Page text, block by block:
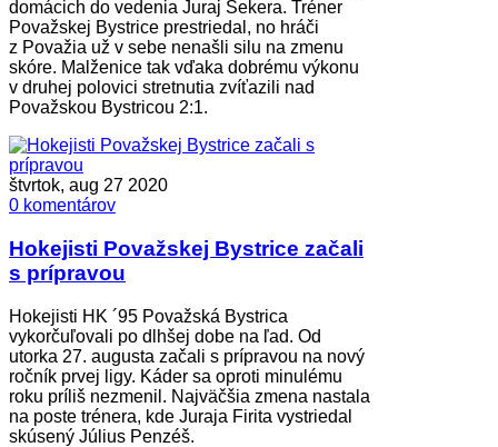
domácich do vedenia Juraj Sekera. Tréner
Považskej Bystrice prestriedal, no hráči
z Považia už v sebe nenašli silu na zmenu
skóre. Malženice tak vďaka dobrému výkonu
v druhej polovici stretnutia zvíťazili nad
Považskou Bystricou 2:1.
štvrtok, aug 27 2020
0 komentárov
Hokejisti Považskej Bystrice začali
s prípravou
Hokejisti HK ´95 Považská Bystrica
vykorčuľovali po dlhšej dobe na ľad. Od
utorka 27. augusta začali s prípravou na nový
ročník prvej ligy. Káder sa oproti minulému
roku príliš nezmenil. Najväčšia zmena nastala
na poste trénera, kde Juraja Firita vystriedal
skúsený Július Penzéš.